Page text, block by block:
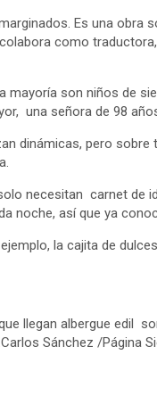
Es una obra
como
mayoría son niños de
una señora de 98
dinámicas, pero
necesitan carnet de
noche, así que ya
la cajita de
llegan albergue edil
Sánchez /Página